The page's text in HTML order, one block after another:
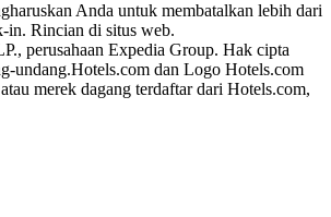
Anda untuk membatalkan lebih dari
in. Rincian di situs web.
perusahaan Expedia Group. Hak cipta
undang.Hotels.com dan Logo Hotels.com
merek dagang terdaftar dari Hotels.com,